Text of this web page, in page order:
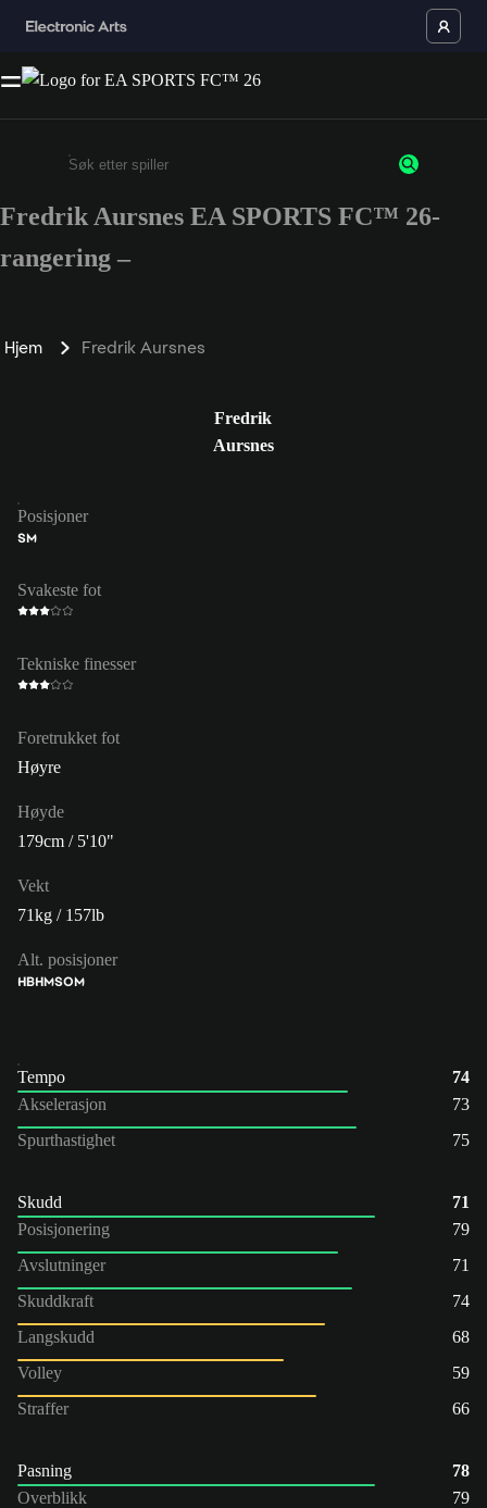
Enter a minimum of 3 characters or numbers
Fredrik Aursnes EA SPORTS FC™ 26-
rangering –
Hjem Fredrik Aursnes
Fredrik
Aursnes
Posisjoner
SM
Svakeste fot
Tekniske finesser
Foretrukket fot
Høyre
Høyde
179cm / 5'10"
Vekt
71kg / 157lb
Alt. posisjoner
HBHMSOM
Tempo
74
Akselerasjon
73
Spurthastighet
75
Skudd
71
Posisjonering
79
Avslutninger
71
Skuddkraft
74
Langskudd
68
Volley
59
Straffer
66
Pasning
78
Overblikk
79